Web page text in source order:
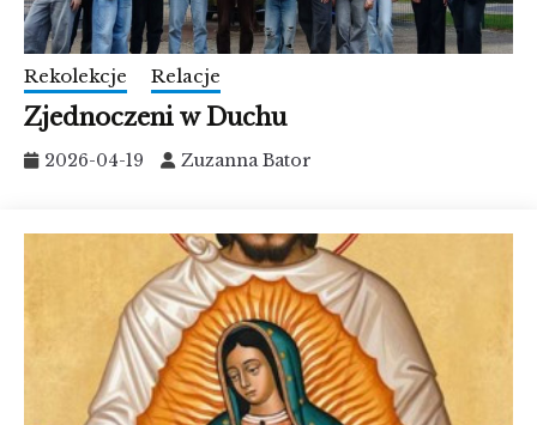
Rekolekcje Relacje
Zjednoczeni w Duchu
2026-04-19 Zuzanna Bator